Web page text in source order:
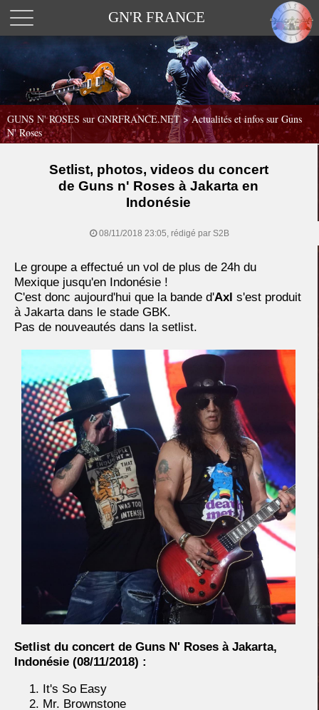
GN'R FRANCE
GUNS N' ROSES sur GNRFRANCE.NET>Actualités et infos sur Guns
N' Roses
Setlist, photos, videos du concert
de Guns n' Roses à Jakarta en
Indonésie
08/11/2018 23:05, rédigé par S2B
Le groupe a effectué un vol de plus de 24h du
Mexique jusqu'en Indonésie !
C'est donc aujourd'hui que la bande d'Axl s'est produit
à Jakarta dans le stade GBK.
Pas de nouveautés dans la setlist.
Setlist du concert de Guns N' Roses à Jakarta,
Indonésie (08/11/2018) :
It's So Easy
Mr. Brownstone